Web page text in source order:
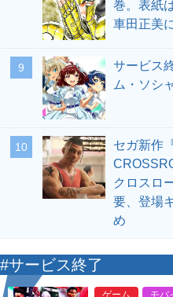
巻。表紙
車田正美
9
サービス
ム・ソシ
10
セガ新作
クロスロ
要、登場
め
#サービス終了
ゲーム モバ